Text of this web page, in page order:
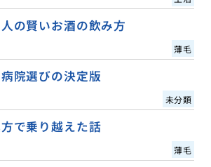
の賢いお酒の飲み方
薄毛
院選びの決定版
未分類
で乗り越えた話
薄毛